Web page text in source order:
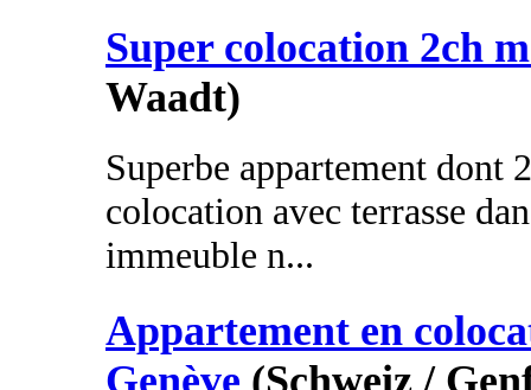
Super colocation 2ch
Waadt)
Superbe appartement dont
colocation avec terrasse
immeuble n...
Appartement en